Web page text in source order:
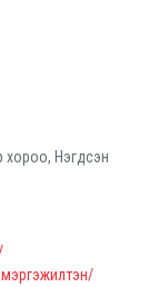
хороо, Нэгдсэн